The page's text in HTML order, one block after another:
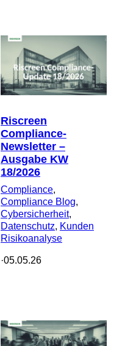
Riscreen
Compliance-
Newsletter –
Ausgabe KW
18/2026
Compliance
Compliance Blog
Cybersicherheit
Datenschutz, Kunden
Risikoanalyse
·05.05.26